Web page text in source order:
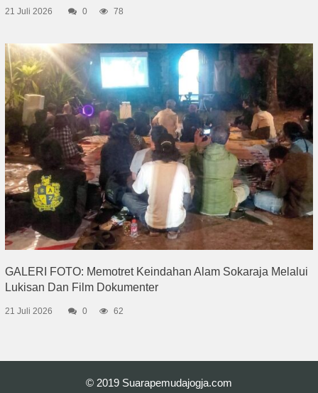
21 Juli 2026 0 78
GALERI FOTO: Memotret Keindahan Alam Sokaraja Melalui
Lukisan Dan Film Dokumenter
21 Juli 2026 0 62
© 2019 Suarapemudajogja.com